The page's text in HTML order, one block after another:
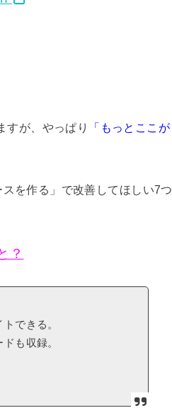
すが、やっぱり
「もっとここが
を作る」で改善してほしい7つ
？
できる。
も収録。